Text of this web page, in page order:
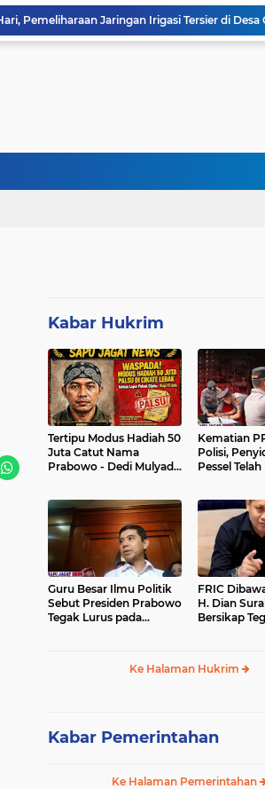
Kabar Hukrim
Tertipu Modus Hadiah 50
Juta Catut Nama
Prabowo - Dedi Mulyadi,
Juta Lebih
Kematian
Polisi,
Pessel
Guru Besar Ilmu Politik
Sebut Presiden Prabowo
Tegak Lurus pada
FRIC
H. Dian
Bersikap
Ke Halaman Hukrim
Kabar Pemerintahan
Ke Halaman Pemerintahan